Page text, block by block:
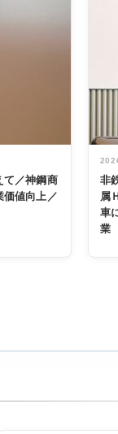
／神鋼商
値向上／
非
属
車
業